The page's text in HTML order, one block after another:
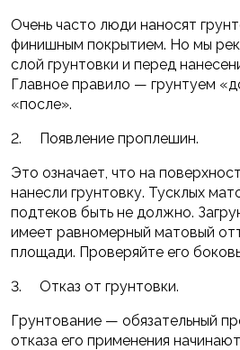
Очень часто люди наносят
финишным покрытием. Но мы
слой грунтовки и перед
Главное правило — грунтуем
«после».
2. Появление проплешин.
Это означает, что на
нанесли грунтовку. Тусклых
подтеков быть не должно.
имеет равномерный матовый
площади. Проверяйте его
3. Отказ от грунтовки.
Грунтование — обязательный
отказа его применения